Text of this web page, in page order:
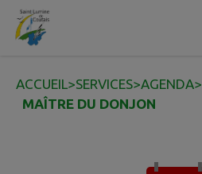
Contenu
ACCUEIL>SERVICES>AGENDA>
MAÎTRE DU DONJON